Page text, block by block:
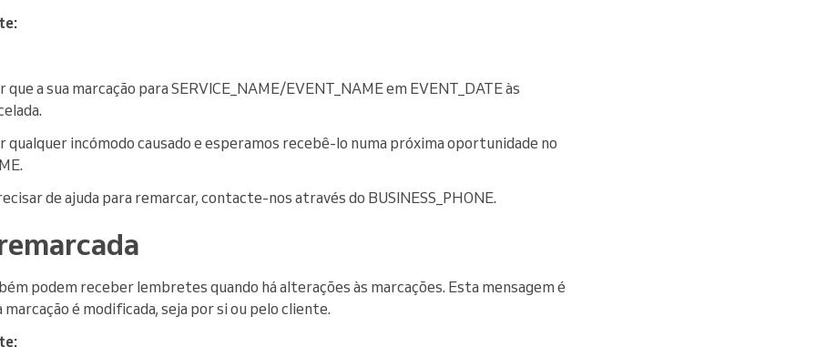
a sua marcação para SERVICE_NAME/EVENT_NAME em EVENT_DATE às
qualquer incómodo causado e esperamos recebê-lo numa próxima oportunidade no
de ajuda para remarcar, contacte-nos através do BUSINESS_PHONE.
podem receber lembretes quando há alterações às marcações. Esta mensagem é
marcação é modificada, seja por si ou pelo cliente.